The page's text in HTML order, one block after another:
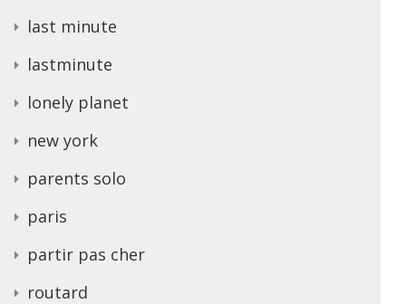
last minute
lastminute
lonely planet
new york
parents solo
paris
partir pas cher
routard